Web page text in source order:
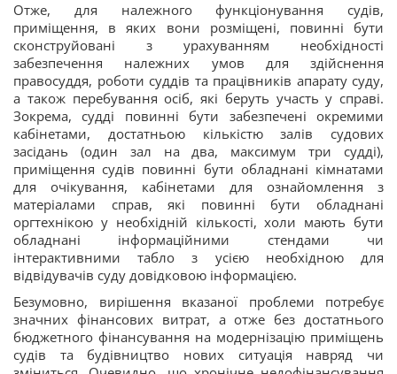
Отже, для належного функціонування судів,
приміщення, в яких вони розміщені, повинні бути
сконструйовані з урахуванням необхідності
забезпечення належних умов для здійснення
правосуддя, роботи суддів та працівників апарату суду,
а також перебування осіб, які беруть участь у справі.
Зокрема, судді повинні бути забезпечені окремими
кабінетами, достатньою кількістю залів судових
засідань (один зал на два, максимум три судді),
приміщення судів повинні бути обладнані кімнатами
для очікування, кабінетами для ознайомлення з
матеріалами справ, які повинні бути обладнані
оргтехнікою у необхідній кількості, холи мають бути
обладнані інформаційними стендами чи
інтерактивними табло з усією необхідною для
відвідувачів суду довідковою інформацією.
Безумовно, вирішення вказаної проблеми потребує
значних фінансових витрат, а отже без достатнього
бюджетного фінансування на модернізацію приміщень
судів та будівництво нових ситуація навряд чи